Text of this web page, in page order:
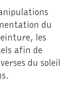
du
les
afin de
du soleil